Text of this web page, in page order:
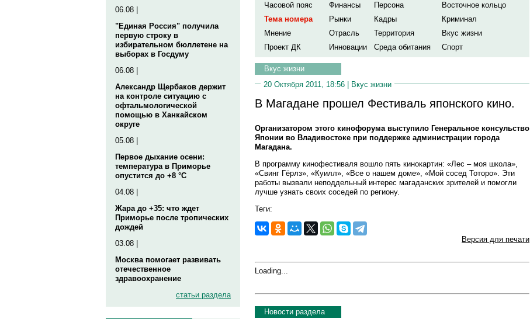
06.08 |
"Единая Россия" получила
первую строку в
избирательном бюллетене на
выборах в Госдуму
06.08 |
Александр Щербаков держит
на контроле ситуацию с
офтальмологической
помощью в Ханкайском
округе
05.08 |
Первое дыхание осени:
температура в Приморье
опустится до +8 °C
04.08 |
Жара до +35: что ждет
Приморье после тропических
дождей
03.08 |
Москва помогает развивать
отечественное
здравоохранение
статьи раздела
Часовой пояс
Финансы Персона
Восточное кольцо
Тема номера
Рынки Кадры
Криминал
Мнение
Отрасль Территория
Вкус жизни
Проект ДК
Инновации Среда обитания Спорт
Вкус жизни
20 Октября 2011, 18:56 | Вкус жизни
В Магадане прошел Фестиваль японского кино.
Организатором этого кинофорума выступило Генеральное консульство
Японии во Владивостоке при поддержке администрации города
Магадана.
В программу кинофестиваля вошло пять кинокартин: «Лес – моя школа»,
«Свинг Гёрлз», «Куилл», «Все о нашем доме», «Мой сосед Тоторо». Эти
работы вызвали неподдельный интерес магаданских зрителей и помогли
лучше узнать своих соседей по региону.
Теги:
Версия для печати
Loading...
Новости раздела